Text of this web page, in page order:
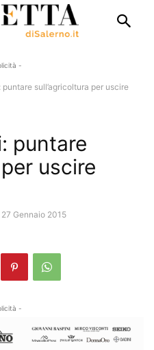
-
sull’agricoltura per uscire
puntare
uscire
27 Gennaio 2015
-